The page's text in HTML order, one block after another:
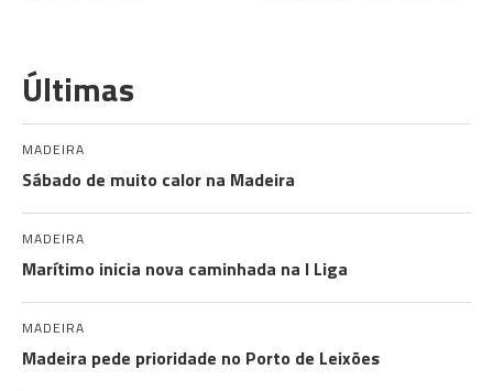
Últimas
MADEIRA
Sábado de muito calor na Madeira
MADEIRA
Marítimo inicia nova caminhada na I Liga
MADEIRA
Madeira pede prioridade no Porto de Leixões